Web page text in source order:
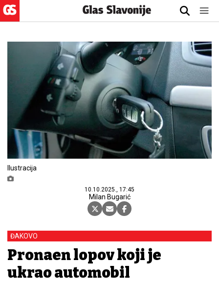
Ilustracija
10.10.2025., 17:45
Milan Bugarić
ĐAKOVO
Pronađen lopov koji je
ukrao automobil